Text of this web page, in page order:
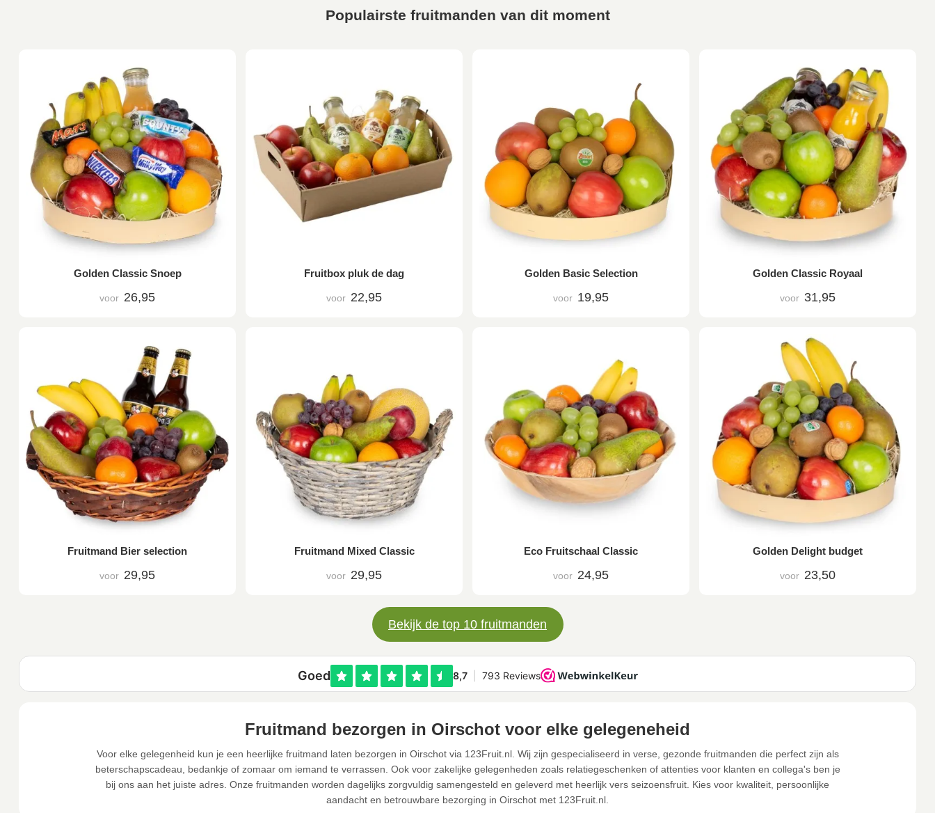
Populairste fruitmanden van dit moment
Golden Classic Snoep
voor 26,95
Fruitbox pluk de dag
voor 22,95
Golden Basic Selection
voor 19,95
Golden Classic Royaal
voor 31,95
Fruitmand Bier selection
voor 29,95
Fruitmand Mixed Classic
voor 29,95
Eco Fruitschaal Classic
voor 24,95
Golden Delight budget
voor 23,50
Bekijk de top 10 fruitmanden
Fruitmand bezorgen in Oirschot voor elke gelegeneheid
Voor elke gelegenheid kun je een heerlijke fruitmand laten bezorgen in Oirschot via 123Fruit.nl. Wij zijn gespecialiseerd in verse, gezonde fruitmanden die perfect zijn als
beterschapscadeau, bedankje of zomaar om iemand te verrassen. Ook voor zakelijke gelegenheden zoals relatiegeschenken of attenties voor klanten en collega's ben je
bij ons aan het juiste adres. Onze fruitmanden worden dagelijks zorgvuldig samengesteld en geleverd met heerlijk vers seizoensfruit. Kies voor kwaliteit, persoonlijke
aandacht en betrouwbare bezorging in Oirschot met 123Fruit.nl.